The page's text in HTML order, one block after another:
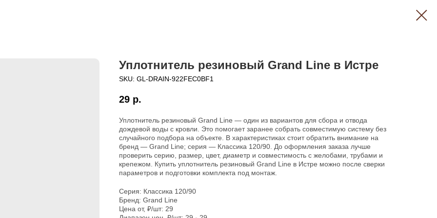
Уплотнитель резиновый Grand Line в Истре
SKU: GL-DRAIN-922FEC0BF1
29 р.
Уплотнитель резиновый Grand Line — один из вариантов для сбора и отвода
дождевой воды с кровли. Это помогает заранее собрать совместимую систему без
случайного подбора на объекте. В характеристиках стоит обратить внимание на
бренд — Grand Line; серия — Классика 120/90. До оформления заказа лучше
проверить серию, размер, цвет, диаметр и совместимость с желобами, трубами и
крепежом. Купить уплотнитель резиновый Grand Line в Истре можно после сверки
параметров и подготовки комплекта под монтаж.
Серия: Классика 120/90
Бренд: Grand Line
Цена от, ₽/шт: 29